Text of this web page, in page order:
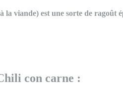
la viande) est une sorte de ragoût
con carne :